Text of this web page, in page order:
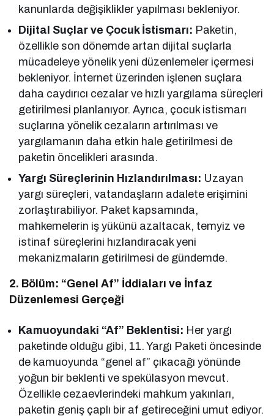
kanunlarda değişiklikler yapılması bekleniyor.
Dijital Suçlar ve Çocuk İstismarı: Paketin,
özellikle son dönemde artan dijital suçlarla
mücadeleye yönelik yeni düzenlemeler içermesi
bekleniyor. İnternet üzerinden işlenen suçlara
daha caydırıcı cezalar ve hızlı yargılama süreçleri
getirilmesi planlanıyor. Ayrıca, çocuk istismarı
suçlarına yönelik cezaların artırılması ve
yargılamanın daha etkin hale getirilmesi de
paketin öncelikleri arasında.
Yargı Süreçlerinin Hızlandırılması: Uzayan
yargı süreçleri, vatandaşların adalete erişimini
zorlaştırabiliyor. Paket kapsamında,
mahkemelerin iş yükünü azaltacak, temyiz ve
istinaf süreçlerini hızlandıracak yeni
mekanizmaların getirilmesi de gündemde.
2. Bölüm: “Genel Af” İddiaları ve İnfaz
Düzenlemesi Gerçeği
Kamuoyundaki “Af” Beklentisi: Her yargı
paketinde olduğu gibi, 11. Yargı Paketi öncesinde
de kamuoyunda “genel af” çıkacağı yönünde
yoğun bir beklenti ve spekülasyon mevcut.
Özellikle cezaevlerindeki mahkum yakınları,
paketin geniş çaplı bir af getireceğini umut ediyor.